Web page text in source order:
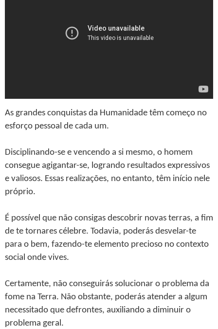
As grandes conquistas da Humanidade têm começo no
esforço pessoal de cada um.
Disciplinando-se e vencendo a si mesmo, o homem
consegue agigantar-se, logrando resultados expressivos
e valiosos. Essas realizações, no entanto, têm início nele
próprio.
É possível que não consigas descobrir novas terras, a fim
de te tornares célebre. Todavia, poderás desvelar-te
para o bem, fazendo-te elemento precioso no contexto
social onde vives.
Certamente, não conseguirás solucionar o problema da
fome na Terra. Não obstante, poderás atender a algum
necessitado que defrontes, auxiliando a diminuir o
problema geral.